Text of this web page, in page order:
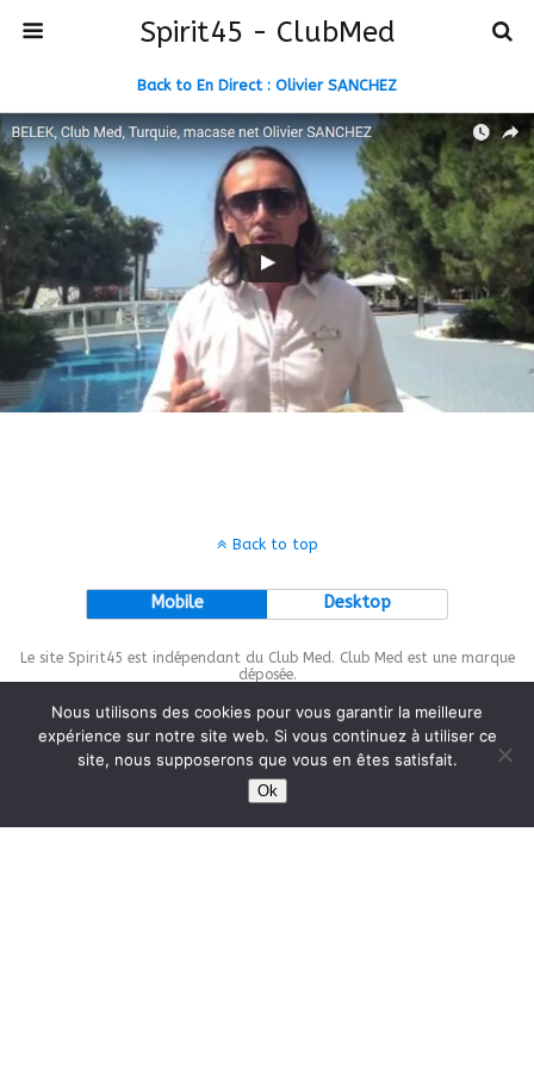
Spirit45 - ClubMed
Back to En Direct : Olivier SANCHEZ
Back to top
Mobile Desktop
Le site Spirit45 est indépendant du Club Med. Club Med est une marque
déposée.
This site is protected bywp-copyrightpro.com
Nous utilisons des cookies pour vous garantir la meilleure
expérience sur notre site web. Si vous continuez à utiliser ce
site, nous supposerons que vous en êtes satisfait.
Ok